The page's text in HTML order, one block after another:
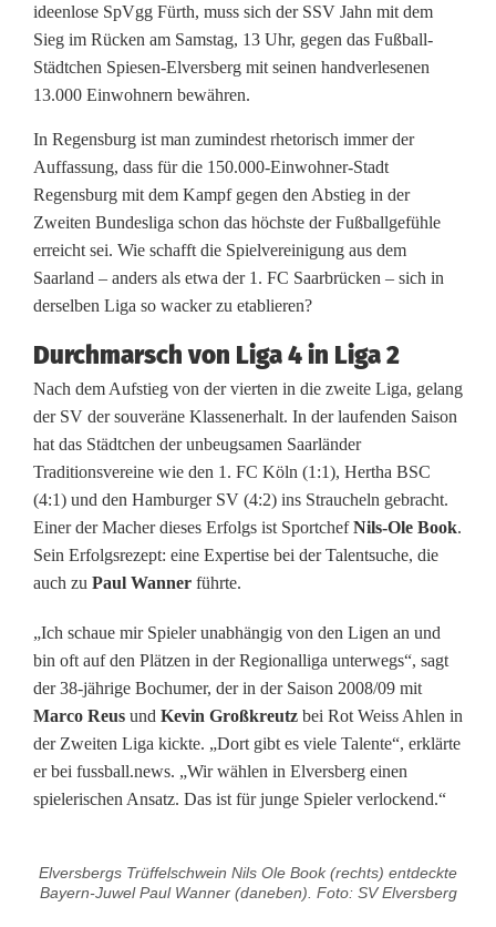
2
:
K
a
n
n
R
e
g
e
n
s
b
u
g
a
u
c
g
ideenlose SpVgg Fürth, muss sich der SSV Jahn mit dem
Sieg im Rücken am Samstag, 13 Uhr, gegen das Fußball-
Städtchen Spiesen-Elversberg mit seinen handverlesenen
13.000 Einwohnern bewähren.
In Regensburg ist man zumindest rhetorisch immer der
Auffassung, dass für die 150.000-Einwohner-Stadt
Regensburg mit dem Kampf gegen den Abstieg in der
Zweiten Bundesliga schon das höchste der Fußballgefühle
erreicht sei. Wie schafft die Spielvereinigung aus dem
Saarland – anders als etwa der 1. FC Saarbrücken – sich in
derselben Liga so wacker zu etablieren?
Durchmarsch von Liga 4 in Liga 2
Nach dem Aufstieg von der vierten in die zweite Liga, gelang
der SV der souveräne Klassenerhalt. In der laufenden Saison
hat das Städtchen der unbeugsamen Saarländer
Traditionsvereine wie den 1. FC Köln (1:1), Hertha BSC
(4:1) und den Hamburger SV (4:2) ins Straucheln gebracht.
Einer der Macher dieses Erfolgs ist SportchefNils-Ole Book.
Sein Erfolgsrezept: eine Expertise bei der Talentsuche, die
auch zu Paul Wanner führte.
„Ich schaue mir Spieler unabhängig von den Ligen an und
bin oft auf den Plätzen in der Regionalliga unterwegs“, sagt
der 38-jährige Bochumer, der in der Saison 2008/09 mit
Marco Reus und Kevin Großkreutz bei Rot Weiss Ahlen in
der Zweiten Liga kickte. „Dort gibt es viele Talente“, erklärte
er bei fussball.news. „Wir wählen in Elversberg einen
spielerischen Ansatz. Das ist für junge Spieler verlockend.“
Elversbergs Trüffelschwein Nils Ole Book (rechts) entdeckte
Bayern-Juwel Paul Wanner (daneben). Foto: SV Elversberg